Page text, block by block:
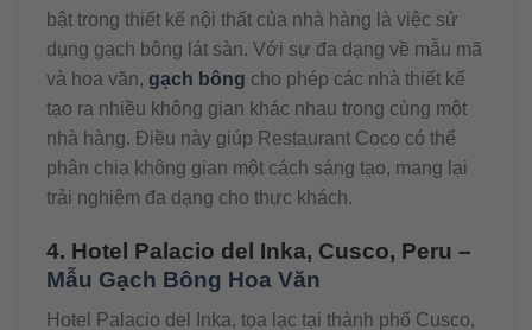
bật trong thiết kế nội thất của nhà hàng là việc sử
dụng gạch bông lát sàn. Với sự đa dạng về mẫu mã
và hoa văn, gạch bông cho phép các nhà thiết kế
tạo ra nhiều không gian khác nhau trong cùng một
nhà hàng. Điều này giúp Restaurant Coco có thể
phân chia không gian một cách sáng tạo, mang lại
trải nghiệm đa dạng cho thực khách.
4. Hotel Palacio del Inka, Cusco, Peru –
Mẫu Gạch Bông Hoa Văn
Hotel Palacio del Inka, tọa lạc tại thành phố Cusco,